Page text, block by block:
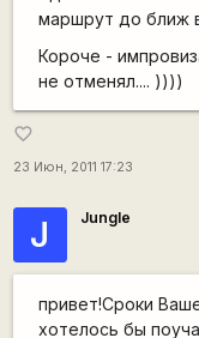
маршрут до ближ
Короче -
не отменял.... ))))
favorite_border
23 Июн, 2011 17:23
J Jungle
привет!Сроки
хотелось бы